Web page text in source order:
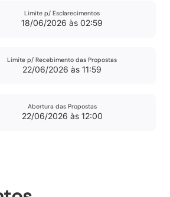
Limite p/ Esclarecimentos
18/06/2026 às 02:59
Limite p/ Recebimento das Propostas
22/06/2026 às 11:59
Abertura das Propostas
22/06/2026 às 12:00